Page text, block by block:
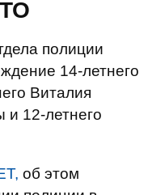
полиции
14-летнего
Виталия
и 12-летнего
об этом